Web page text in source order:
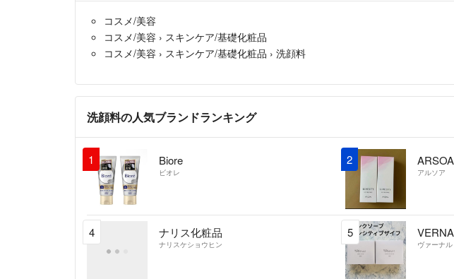
コスメ/美容
コスメ/美容 › スキンケア/基礎化粧品
コスメ/美容 › スキンケア/基礎化粧品 › 洗顔料
洗顔料の人気ブランドランキング
1 Biore
ビオレ
2 ARSOA
アルソア
4 ナリス化粧品
ナリスケショウヒン
5
ヴァーナル